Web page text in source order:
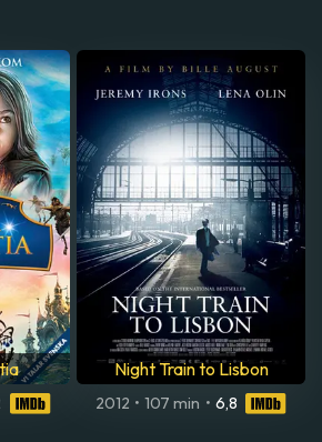
Night Train to Lisbon
2012 • 107 min • 6,8